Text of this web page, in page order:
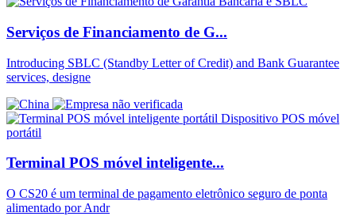
Serviços de Financiamento de G...
Introducing SBLC (Standby Letter of Credit) and Bank Guarantee
services, designe
Terminal POS móvel inteligente...
O CS20 é um terminal de pagamento eletrônico seguro de ponta
alimentado por Andr